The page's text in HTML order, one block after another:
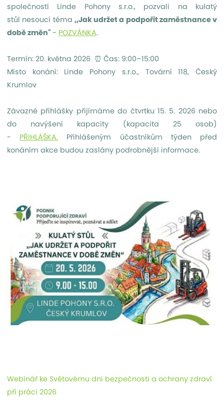
společností Linde Pohony s.r.o., pozvali na kulatý
stůl nesoucí téma „Jak udržet a podpořit zaměstnance v
době změn" - POZVÁNKA.
Termín: 20. května 2026 ⏰ Čas: 9:00–15:00
Místo konání: Linde Pohony s.r.o., Tovární 118, Český
Krumlov
Závazné přihlášky přijímáme do čtvrtku 15. 5. 2026 nebo
do navýšení kapacity (kapacita 25 osob)
- PŘIHLÁŠKA. Přihlášeným účastníkům týden před
konáním akce budou zaslány podrobnější informace.
Webinář ke Světovému dni bezpečnosti a ochrany zdraví
při práci 2026